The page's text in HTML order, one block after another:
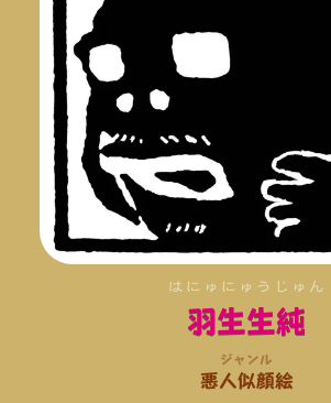
はにゅにゅうじゅん
羽生生純
ジャンル
悪人似顔絵